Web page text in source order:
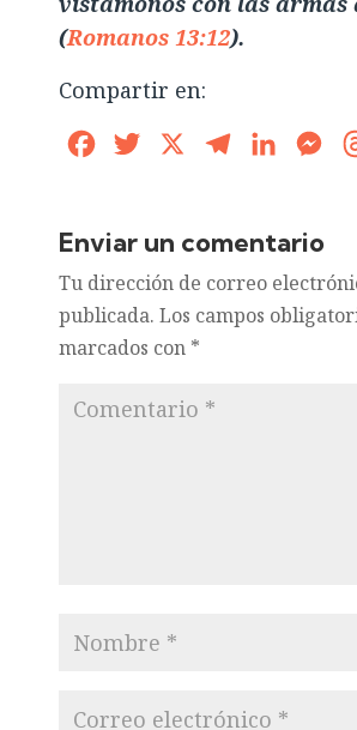
(Romanos 13:12).
Compartir en:
FacebookTwitter Telegram
Enviar un comentario
Tu dirección de correo
publicada. Los campos
marcados con *